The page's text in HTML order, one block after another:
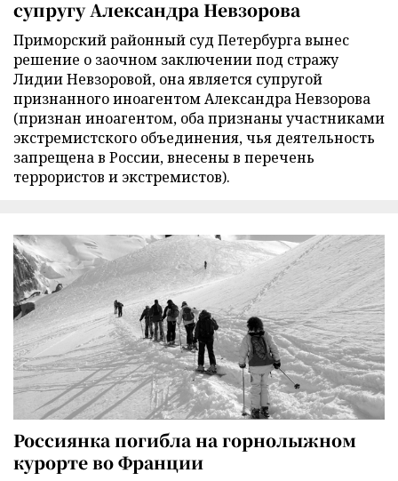
супругу Александра Невзорова
Приморский районный суд Петербурга вынес
решение о заочном заключении под стражу
Лидии Невзоровой, она является супругой
признанного иноагентом Александра Невзорова
(признан иноагентом, оба признаны участниками
экстремистского объединения, чья деятельность
запрещена в России, внесены в перечень
террористов и экстремистов).
Россиянка погибла на горнолыжном
курорте во Франции